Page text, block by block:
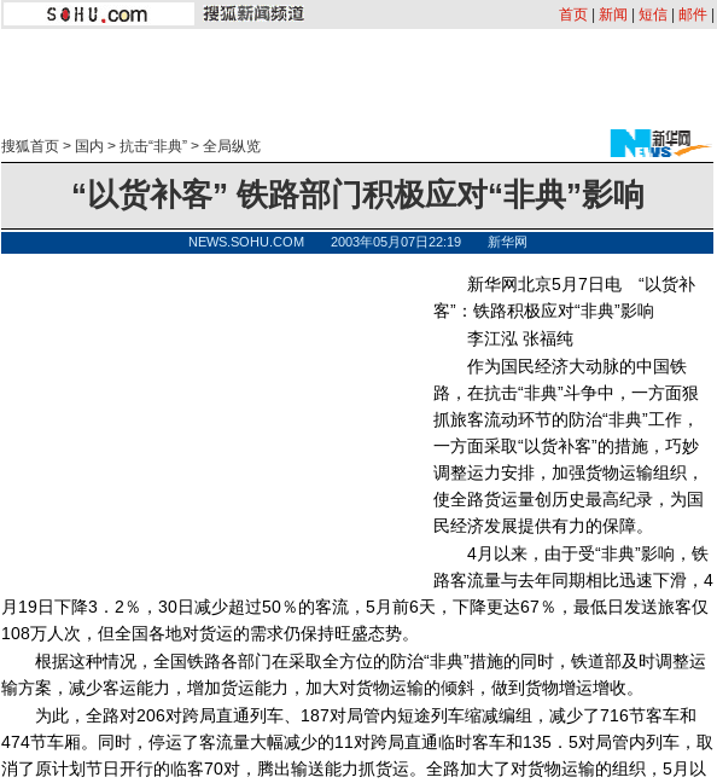
首页 新闻 短信 邮件
搜狐首页 > 国内 > 抗击“非典” > 全局纵览
“以货补客” 铁路部门积极应对“非典”影响
NEWS.SOHU.COM 2003年05月07日22:19 新华网
新华网北京5月7日电 “以货补
客”：铁路积极应对“非典”影响
李江泓 张福纯
作为国民经济大动脉的中国铁
路，在抗击“非典”斗争中，一方面狠
抓旅客流动环节的防治“非典”工作，
一方面采取“以货补客”的措施，巧妙
调整运力安排，加强货物运输组织，
使全路货运量创历史最高纪录，为国
民经济发展提供有力的保障。
4月以来，由于受“非典”影响，铁
路客流量与去年同期相比迅速下滑，4
月19日下降3．2％，30日减少超过50％的客流，5月前6天，下降更达67％，最低日发送旅客仅
108万人次，但全国各地对货运的需求仍保持旺盛态势。
根据这种情况，全国铁路各部门在采取全方位的防治“非典”措施的同时，铁道部及时调整运
输方案，减少客运能力，增加货运能力，加大对货物运输的倾斜，做到货物增运增收。
为此，全路对206对跨局直通列车、187对局管内短途列车缩减编组，减少了716节客车和
474节车厢。同时，停运了客流量大幅减少的11对跨局直通临时客车和135．5对局管内列车，取
消了原计划节日开行的临客70对，腾出输送能力抓货运。全路加大了对货物运输的组织，5月以